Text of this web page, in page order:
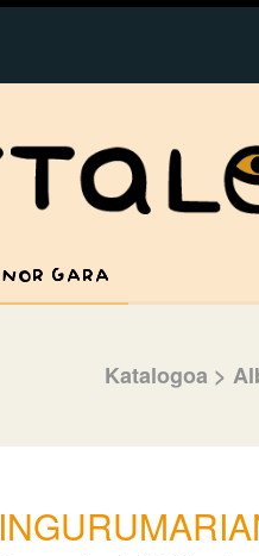
NOR GARA
Katalogoa >